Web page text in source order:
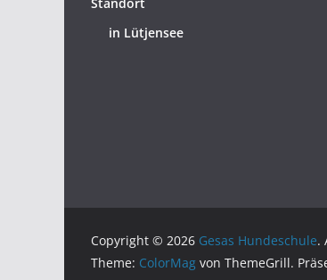
in Lütjensee
Copyright © 2026 Gesas Hundeschule.
Theme: ColorMag von ThemeGrill.